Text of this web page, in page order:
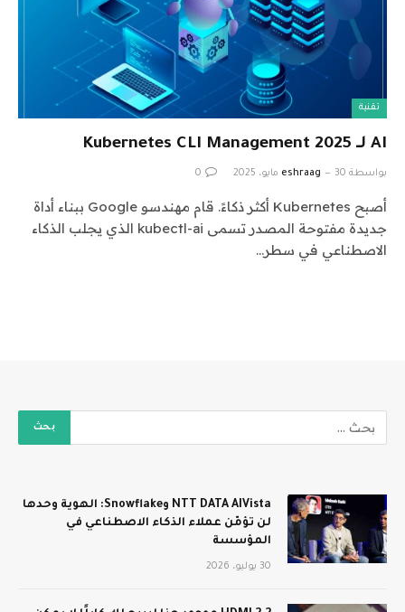
تقنية
AI لـ Kubernetes CLI Management 2025
بواسطة eshraag 30 مايو، 2025 0
أصبح Kubernetes أكثر ذكاءً. قام مهندسو Google ببناء أداة
جديدة مفتوحة المصدر تسمى kubectl-ai الذي يجلب الذكاء
الاصطناعي في سطر…
NTT DATA AIVista وSnowflake: الهوية وحدها
لن تؤمّن عملاء الذكاء الاصطناعي في
المؤسسة
30 يوليو، 2026